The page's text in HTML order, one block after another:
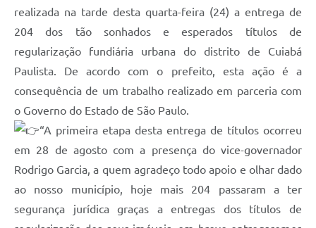
Emprega
Enquete
Carta de Serviços
Serviços Online
Telefones Úteis
realizada na tarde desta quarta-feira (24) a entrega de
204 dos tão sonhados e esperados títulos de
regularização fundiária urbana do distrito de Cuiabá
Paulista. De acordo com o prefeito, esta ação é a
consequência de um trabalho realizado em parceria com
o Governo do Estado de São Paulo.
“A primeira etapa desta entrega de títulos ocorreu
em 28 de agosto com a presença do vice-governador
Rodrigo Garcia, a quem agradeço todo apoio e olhar dado
ao nosso município, hoje mais 204 passaram a ter
segurança jurídica graças a entregas dos títulos de